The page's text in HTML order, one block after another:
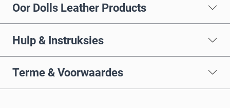
Oor Dolls Leather Products
Hulp & Instruksies
Terme & Voorwaardes